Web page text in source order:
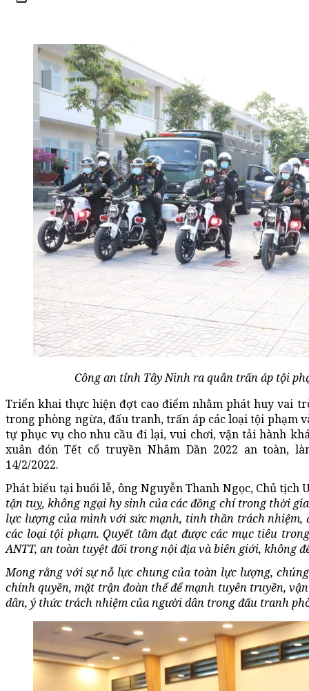
Công an tỉnh Tây Ninh ra quân trấn áp tội
Triển khai thực hiện đợt cao điểm nhằm phát huy vai
trong phòng ngừa, đấu tranh, trấn áp các loại tội phạm
tự phục vụ cho nhu cầu đi lại, vui chơi, vận tải hành
xuân đón Tết cổ truyền Nhâm Dần 2022 an toàn,
14/2/2022.
Phát biểu tại buổi lễ, ông Nguyễn Thanh Ngọc, Chủ tịch
tận tuỵ, không ngại hy sinh của các đồng chí trong thời
lực lượng của mình với sức mạnh, tinh thần trách nhiệm,
các loại tội phạm.Quyết tâm đạt được các mục tiêu
ANTT, an toàn tuyệt đối trong nội địa và biên giới, không
Mong rằng với sự nỗ lực chung của toàn lực lượng,
chính quyền, mặt trận đoàn thể để mạnh tuyên truyền,
dân, ý thức trách nhiệm của người dân trong đấu tranh